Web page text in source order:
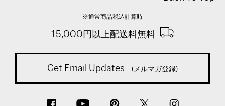
※通常商品税込計算時
15,000円以上配送料無料
Get Email Updates (メルマガ登録)